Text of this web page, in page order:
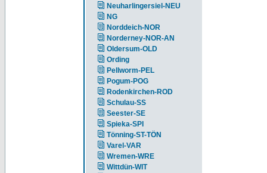
Neuharlingersiel-NEU
NG
Norddeich-NOR
Norderney-NOR-AN
Oldersum-OLD
Ording
Pellworm-PEL
Pogum-POG
Rodenkirchen-ROD
Schulau-SS
Seester-SE
Spieka-SPI
Tönning-ST-TÖN
Varel-VAR
Wremen-WRE
Wittdün-WIT